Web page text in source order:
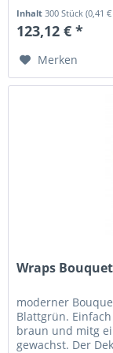
Inhalt 300 Stück(0,41
123,12 € *
Merken
Wraps
moderner
Blattgrün.
braun und mitg
gewachst. Der